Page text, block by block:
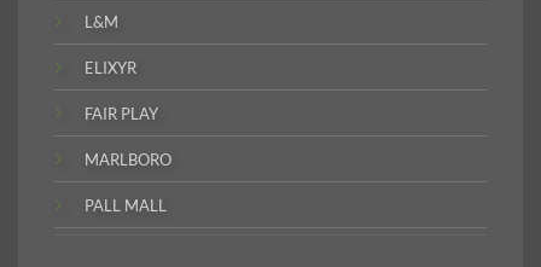
L&M
ELIXYR
FAIR PLAY
MARLBORO
PALL MALL